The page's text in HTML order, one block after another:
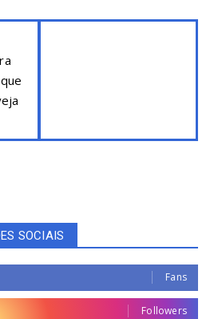
SOCIAIS
Fans
Followers